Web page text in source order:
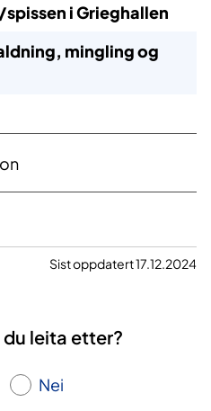
i Grieghallen
mingling og
Sist oppdatert 17.12.2024
leita etter?
Nei